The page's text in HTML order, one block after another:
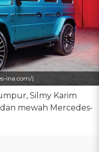
ina.com/)
Silmy Karim
mewah Mercedes-